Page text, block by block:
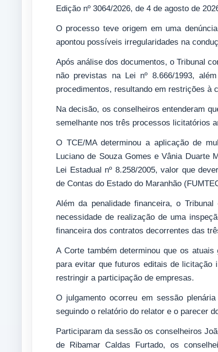
Edição nº 3064/2026, de 4 de agosto de
O processo teve origem em uma
apontou possíveis irregularidades na
Após análise dos documentos, o Tribunal
não previstas na Lei nº 8.666/1993,
procedimentos, resultando em restrições à
Na decisão, os conselheiros entenderam
semelhante nos três processos licitatórios
O TCE/MA determinou a aplicação de
Luciano de Souza Gomes e Vânia Duarte
Lei Estadual nº 8.258/2005, valor que
de Contas do Estado do Maranhão
Além da penalidade financeira, o
necessidade de realização de uma
financeira dos contratos decorrentes das
A Corte também determinou que os
para evitar que futuros editais de licitação
restringir a participação de empresas.
O julgamento ocorreu em sessão
seguindo o relatório do relator e o parecer
Participaram da sessão os conselheiros
de Ribamar Caldas Furtado, os